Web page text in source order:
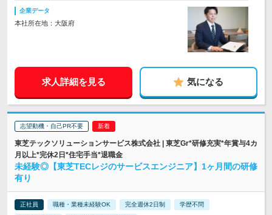
企業データ
本社所在地：大阪府
求人詳細を見る 気になる
志望動機・自己PR不要
東芝テックソリューションサービス株式会社 | 東芝Gr*研修充実*年賞与4カ
月以上*完休2日*住宅手当*退職金
未経験◎【東芝TECレジのサービスエンジニア】1ヶ月間の研修
有り
正社員 職種・業種未経験OK 完全週休2日制 学歴不問